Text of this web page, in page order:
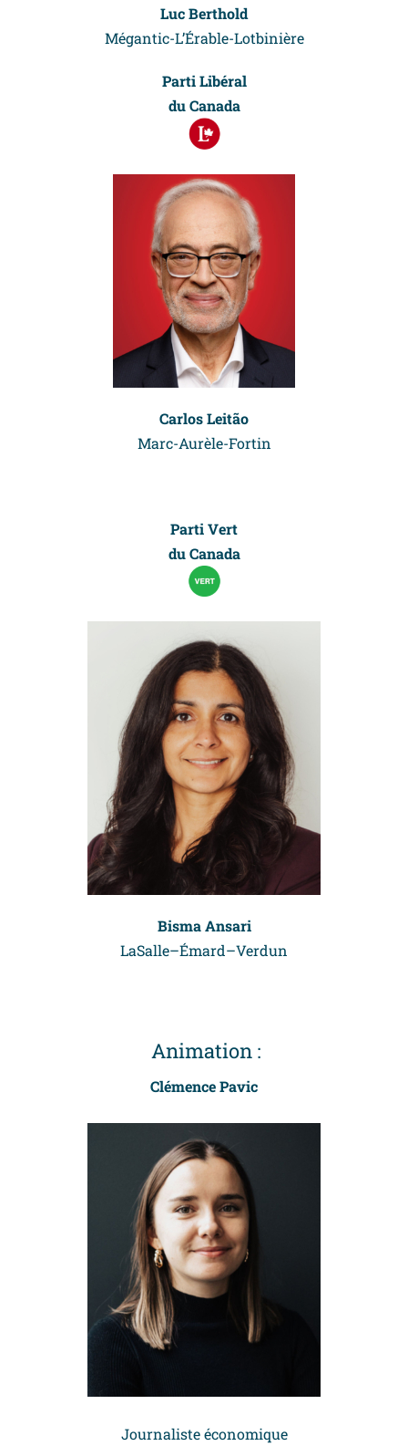
Luc Berthold
Mégantic-L’Érable-Lotbinière
PartiLibéral
du Canada
Carlos Leitão
Marc-Aurèle-Fortin
PartiVert
du Canada
Bisma Ansari
LaSalle–Émard–Verdun
Animation :
Clémence Pavic
Journaliste économique